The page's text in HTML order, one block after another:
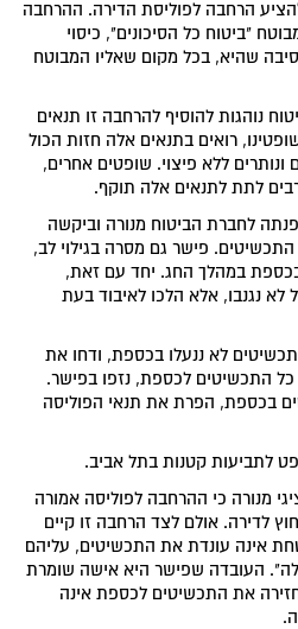
הרחבה לפוליסת הדירה. ההרחבה
"ביטוח כל הסיכונים", כיסוי
שהיא, בכל מקום שאליו המבוטח
נוהגות להוסיף להרחבה זו תנאים
רואים בתנאים אלה חזות הכול
ללא פיצוי. שופטים אחרים,
לתת לתנאים אלה תוקף.
לחברת הביטוח מנורה וביקשה
פישר גם מסרה בגילוי לב,
במהלך החג. יחד עם זאת,
לא נגנבו, אלא הלכו לאיבוד בעת
לא ננעלו בכספת, ודחו את
התכשיטים לכספת, נזפו בפישר.
בכספת, הפרת את תנאי הפוליסה
לתביעות קטנות בתל אביב.
מנורה כי ההרחבה לפוליסה אמורה
לדירה. אולם לצד הרחבה זו קיים
אינה עונדת את התכשיטים, עליהם
העובדה שפישר היא אישה שומרת
את התכשיטים לכספת אינה